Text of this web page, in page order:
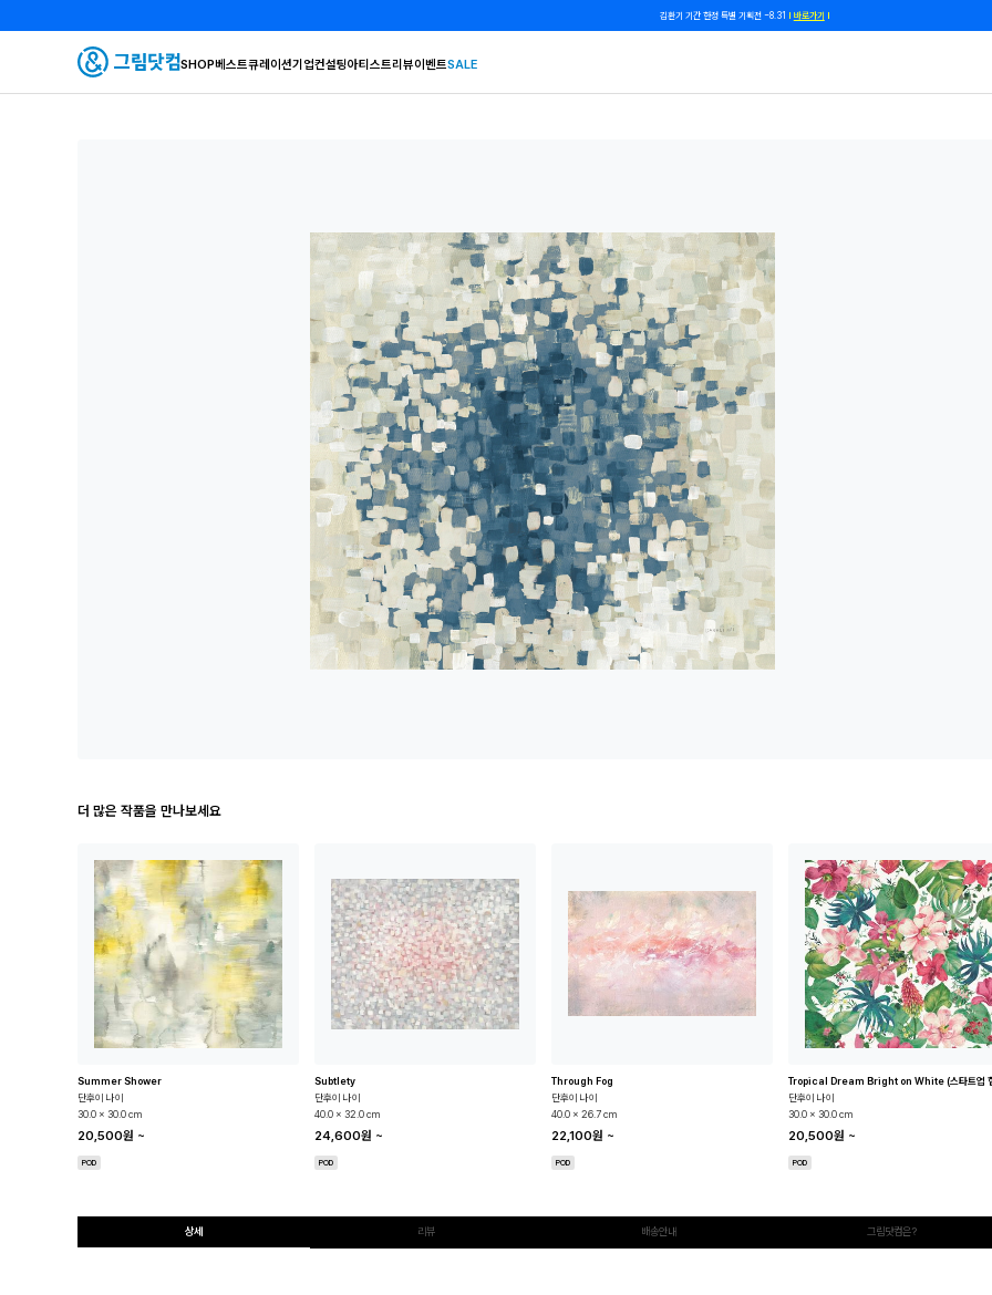
쿠폰 줄게, 친구 하자! 카카오톡 친구 추가하고 할인 쿠폰 받자!
SHOP베스트큐레이션기업컨설팅아티스트리뷰이벤트SALE
더 많은 작품을 만나보세요
Summer Shower
단후이 나이
30.0 x 30.0 cm
20,500원 ~
POD
Subtlety
단후이 나이
40.0 x 32.0 cm
24,600원 ~
POD
Through Fog
단후이 나이
40.0 x 26.7 cm
22,100원 ~
POD
단후이 나이
30.0 x 30.0 cm
20,500원 ~
POD
상세 리뷰 배송안내 그림닷컴은?